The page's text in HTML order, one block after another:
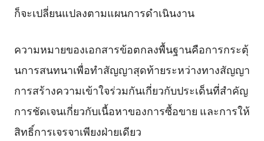
ก็จะเปลี่ยนแปลงตามแผนการดำเนินงาน
ความหมายของเอกสารข้อตกลงพื้นฐานคือการกระตุ้
นการสนทนาเพื่อทำสัญญาสุดท้ายระหว่างทางสัญญา
การสร้างความเข้าใจร่วมกันเกี่ยวกับประเด็นที่สำคัญ
การชัดเจนเกี่ยวกับเนื้อหาของการซื้อขาย และการให้
สิทธิ์การเจรจาเพียงฝ่ายเดียว